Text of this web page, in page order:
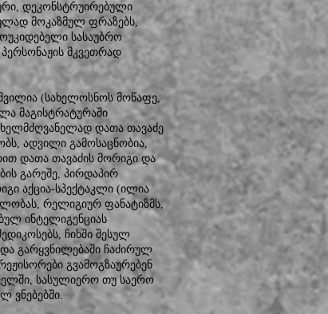
დეკონსტრუირებული
მოკაზმულ ფრაზებს,
სასაუბრო
პერსონაჟის მკვეთრად
(სახელოსნოს მოწაფე,
მაგისტრატურაში
დათა თავაძე
ადვილი გამოსაცნობია,
დათა თავაძის მორიგი და
გარეშე, პირდაპირ
აქცია-სპექტაკლი (ილია
რელიგიურ ფანატიზმს,
ინტელიგენციას
ჩიხში შესულ
გარყვნილებაში ჩაძირულ
გვამოგზაურებენ
სასულიერო თუ საერო
ვნებებში.